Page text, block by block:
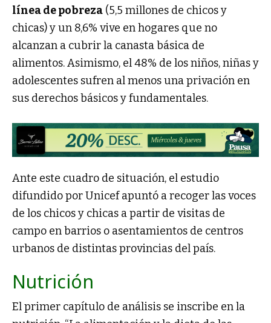
línea de pobreza (5,5 millones de chicos y
chicas) y un 8,6% vive en hogares que no
alcanzan a cubrir la canasta básica de
alimentos. Asimismo, el 48% de los niños, niñas y
adolescentes sufren al menos una privación en
sus derechos básicos y fundamentales.
Ante este cuadro de situación, el estudio
difundido por Unicef apuntó a recoger las voces
de los chicos y chicas a partir de visitas de
campo en barrios o asentamientos de centros
urbanos de distintas provincias del país.
Nutrición
El primer capítulo de análisis se inscribe en la